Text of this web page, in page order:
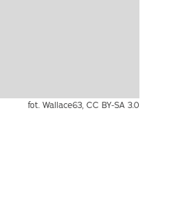
fot. Wallace63, CC BY-SA 3.0